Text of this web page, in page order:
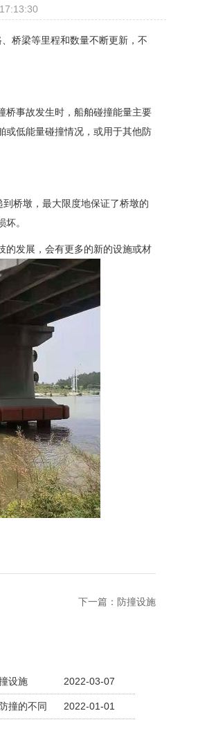
桥梁等里程和数量不断更新，不
桥事故发生时，船舶碰撞能量主要
或低能量碰撞情况，或用于其他防
桥墩，最大限度地保证了桥墩的
。
的发展，会有更多的新的设施或材
下一篇： 防撞设施
设施 2022-03-07
撞的不同 2022-01-01